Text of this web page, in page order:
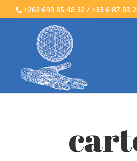
+262 693 85 48 32 / +33 6 87 83